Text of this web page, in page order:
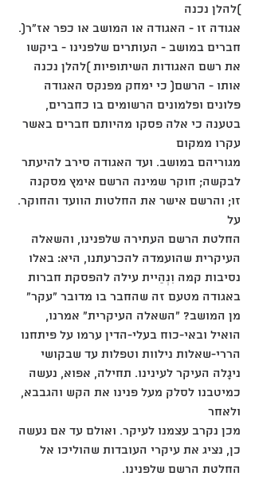
)להלן נכנה
אגודה זו - האגודה או המושב או כפר אז"ר(.
חברים במושב - העותרים שלפנינו - ביקשו
את רשם האגודות השיתופיות )להלן נכנה
אותו - הרשם( כי ימחק מפנקס האגודה
פלונים ופלמונים הרשומים בו כחברים,
בטענה כי אלה פסקו מהיותם חברים באשר
עקרו ממקום
מגוריהם במושב. ועד האגודה סירב להיעתר
לבקשה; חוקר שמינה הרשם אימץ מסקנה
זו; והרשם אישר את החלטות הוועד והחוקר.
על
החלטת הרשם העתירה שלפנינו, והשאלה
העיקרית שהועמדה להכרעתנו, היא: באלו
נסיבות קמה וִנְהֵיית עילה להפסקת חברות
באגודה מטעם זה שהחבר בו מדובר "עקר"
מן המושב? "השאלה העיקרית" אמרנו,
הואיל ובאי-כוח בעלי-הדין ערמו על פיתחנו
הררי-שאלות נילוות וטפלות עד שבקושי
ניגָלה העיקר לעינינו. תחילה, אפוא, נעשה
כמיטבנו לסלק מעל פנינו את הקש והגבבא,
ולאחר
מכן נקרב עצמנו לעיקר. ואולם עד אם נעשה
כן, נציג את עיקרי העובדות שהוליכו אל
החלטת הרשם שלפנינו.